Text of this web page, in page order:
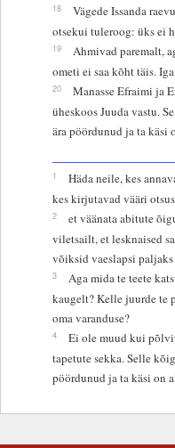
18
Vägede Issanda
otsekui tuleroog: üks ei
19
Ahmivad paremalt,
ometi ei saa kõht täis.
20
Manasse Efraimi ja
üheskoos Juuda vastu.
ära pöördunud ja ta käsi
1
Häda neile, kes
kes kirjutavad vääri
2
et väänata abitute
viletsailt, et lesknaised
võiksid vaeslapsi
3
Aga mida te teete
kaugelt? Kelle juurde te
oma varanduse?
4
Ei ole muud kui
tapetute sekka. Selle
pöördunud ja ta käsi on